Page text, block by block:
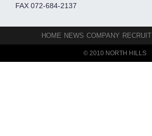
FAX 072-684-2137
HOME NEWS COMPANY RECRUIT
© 2010 NORTH HILLS